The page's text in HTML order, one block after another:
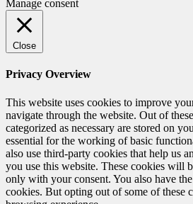
Manage consent
Close
Privacy Overview
This website uses cookies to improve
navigate through the website. Out of
categorized as necessary are stored on
essential for the working of basic
also use third-party cookies that help us
you use this website. These cookies will
only with your consent. You also have
cookies. But opting out of some of these